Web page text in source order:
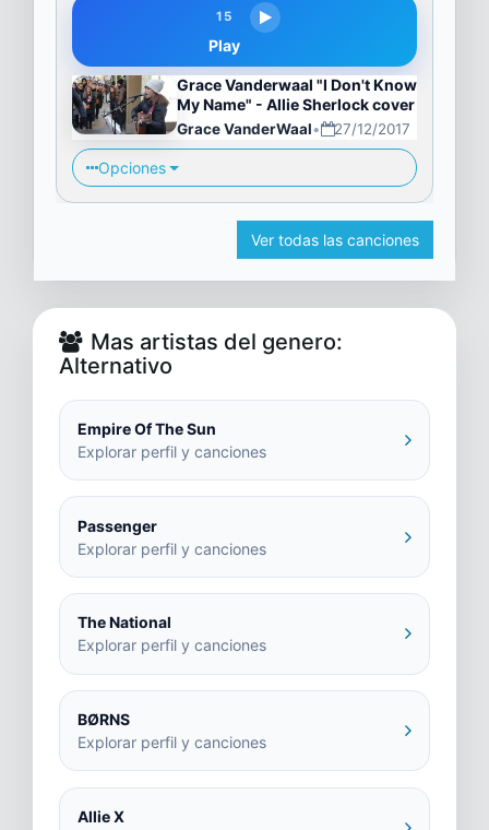
15
Play
Grace Vanderwaal "I Don't Know
My Name" - Allie Sherlock cover
Grace VanderWaal• 27/12/2017
Opciones
Ver todas las canciones
Mas artistas del genero:
Alternativo
Empire Of The Sun
Explorar perfil y canciones
Passenger
Explorar perfil y canciones
The National
Explorar perfil y canciones
BØRNS
Explorar perfil y canciones
Allie X